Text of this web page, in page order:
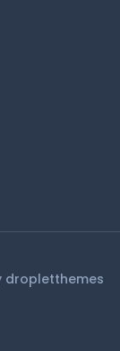
dropletthemes